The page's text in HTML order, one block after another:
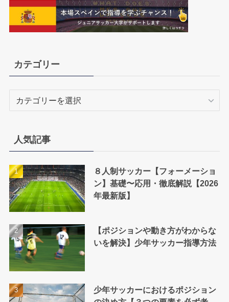
カテゴリー
ー
人気記事
８人制サッカー【フォーメーショ
ン】基礎〜応用・徹底解説【2026
年最新版】
【ポジションや動き方がわからな
いを解決】少年サッカー指導方法
少年サッカーにおけるポジション